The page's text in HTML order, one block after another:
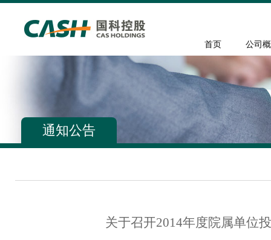
首页 公司
通知公告
关于召开2014年度院属单位